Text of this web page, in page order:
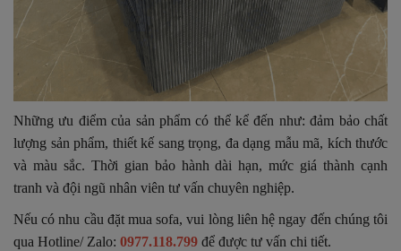
Những ưu điểm của sản phẩm có thể kể đến như: đảm bảo chất
lượng sản phẩm, thiết kế sang trọng, đa dạng mẫu mã, kích thước
và màu sắc. Thời gian bảo hành dài hạn, mức giá thành cạnh
tranh và đội ngũ nhân viên tư vấn chuyên nghiệp.
Nếu có nhu cầu đặt mua sofa, vui lòng liên hệ ngay đến chúng tôi
qua Hotline/ Zalo: 0977.118.799 để được tư vấn chi tiết.